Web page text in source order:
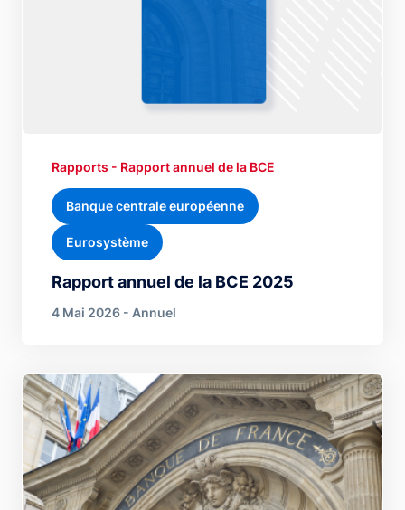
Rapport annuel de la BCE 2025
Rapports - Rapport annuel de la BCE
Banque centrale européenne
Eurosystème
4 Mai 2026 - Annuel
Image